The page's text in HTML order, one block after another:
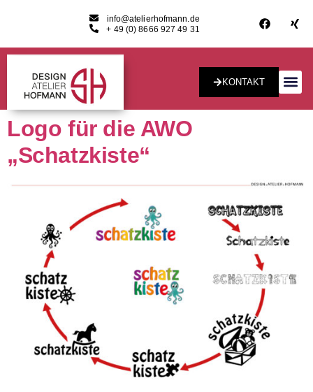
info@atelierhofmann.de
+ 49 (0) 8666 927 49 31
KONTAKT
Logo für die AWO
„Schatzkiste“